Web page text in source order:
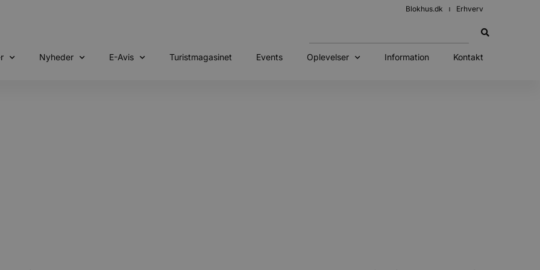
Blokhus.dk Erhverv
Nyheder E-Avis Turistmagasinet Events Oplevelser Information Kontakt